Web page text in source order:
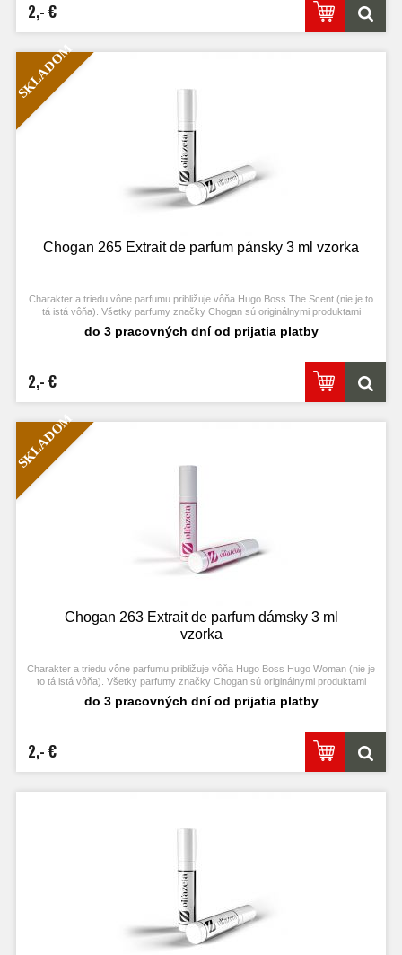
2,- €
SKLADOM
Chogan 265 Extrait de parfum pánsky 3 ml vzorka
Charakter a triedu vône parfumu približuje vôňa Hugo Boss The Scent (nie je to
tá istá vôňa). Všetky parfumy značky Chogan sú originálnymi produktami
výrobcu Chogan.
do 3 pracovných dní od prijatia platby
2,- €
SKLADOM
Chogan 263 Extrait de parfum dámsky 3 ml
vzorka
Charakter a triedu vône parfumu približuje vôňa Hugo Boss Hugo Woman (nie je
to tá istá vôňa). Všetky parfumy značky Chogan sú originálnymi produktami
výrobcu Chogan.
do 3 pracovných dní od prijatia platby
2,- €